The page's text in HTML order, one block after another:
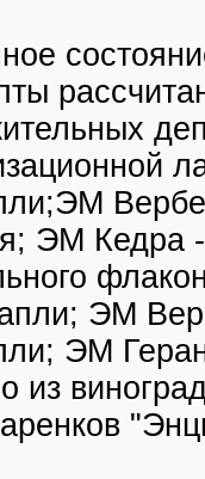
ЭМ Кедра
ЭМ
ЭМ
из